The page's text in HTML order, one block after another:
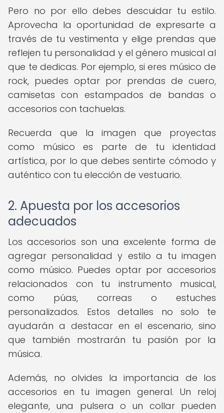
Pero no por ello debes descuidar tu estilo.
Aprovecha la oportunidad de expresarte a
través de tu vestimenta y elige prendas que
reflejen tu personalidad y el género musical al
que te dedicas. Por ejemplo, si eres músico de
rock, puedes optar por prendas de cuero,
camisetas con estampados de bandas o
accesorios con tachuelas.
Recuerda que la imagen que proyectas
como músico es parte de tu identidad
artística, por lo que debes sentirte cómodo y
auténtico con tu elección de vestuario.
2. Apuesta por los accesorios
adecuados
Los accesorios son una excelente forma de
agregar personalidad y estilo a tu imagen
como músico. Puedes optar por accesorios
relacionados con tu instrumento musical,
como púas, correas o estuches
personalizados. Estos detalles no solo te
ayudarán a destacar en el escenario, sino
que también mostrarán tu pasión por la
música.
Además, no olvides la importancia de los
accesorios en tu imagen general. Un reloj
elegante, una pulsera o un collar pueden